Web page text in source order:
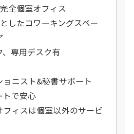
全個室オフィス
したコワーキングスペー
専用デスク有
ニスト&秘書サポート
で安心
ィスは個室以外のサービ